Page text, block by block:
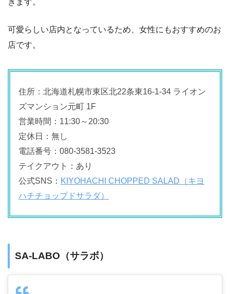
きます。
可愛らしい店内となっているため、女性にもおすすめのお
店です。
住所：北海道札幌市東区北22条東16-1-34 ライオン
ズマンション元町 1F
営業時間：11:30～20:30
定休日：無し
電話番号：080-3581-3523
テイクアウト：あり
公式SNS： KIYOHACHI CHOPPED SALAD（キヨ
ハチチョップドサラダ）
SA-LABO（サラボ）